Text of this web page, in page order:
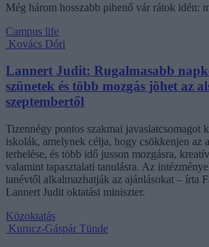
Még három hosszabb pihenő vár rátok idén:
Campus life
Kovács Dóri
Lannert Judit: Rugalmasabb
szünetek és több mozgás jöhet az
szeptembertől
Tizennégy pontos szakmai javaslatcsomagot
iskolák, amelynek célja, hogy csökkenjen az
terhelése, és több idő jusson mozgásra,
valamint tapasztalati tanulásra. Az
tanévtől alkalmazhatják az ajánlásokat – írta
Lannert Judit oktatási miniszter.
Közoktatás
Kurucz-Gáspár Tünde